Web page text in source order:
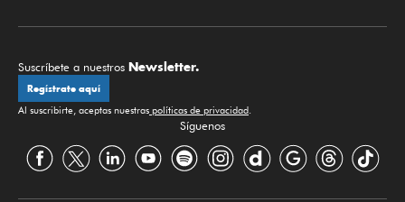
Suscríbete a nuestros Newsletter.
Regístrate aquí
Al suscribirte, aceptas nuestras políticas de privacidad.
Síguenos